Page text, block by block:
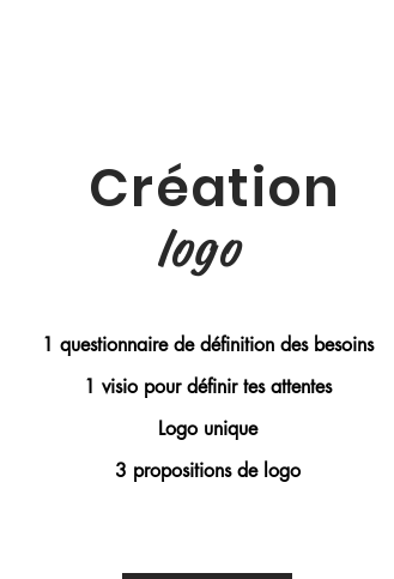
Création
logo
1 questionnaire de définition des besoins
1 visio pour définir tes attentes
Logo unique
3 propositions de logo